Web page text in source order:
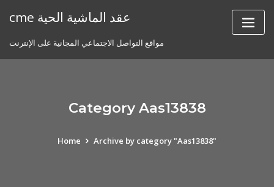
cme عقد الماشية الحية
مواقع التواصل الاجتماعي المجانية على الإنترنت
Category Aas13838
Home Archive by category "Aas13838"